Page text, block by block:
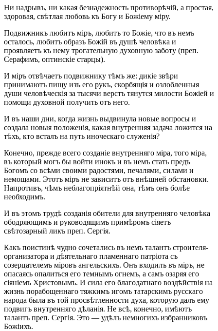
Ни надрывъ, ни какая безнадежность противорѣчій, а простая,
здоровая, свѣтлая любовь къ Богу и Божіему міру.
Подвижникъ любитъ міръ, любитъ то Божіе, что въ немъ
осталось, любитъ образъ Божій въ душѣ человѣка и
проявляетъ къ нему трогательную духовную заботу (преп.
Серафимъ, оптинскіе старцы).
И міръ отвѣчаетъ подвижнику тѣмъ же: дикіе звѣри
принимаютъ пищу изъ его рукъ, скорбящія и озлобленныя
души человѣческія за тысячи верстъ тянутся милости Божіей и
помощи духовной получить отъ него.
И въ наши дни, когда жизнь выдвинула новые вопросы и
создала новыя положенія, какая внутренняя задача ложится на
тѣхъ, кто всталъ на путь иноческаго служенія?
Конечно, прежде всего созданіе внутренняго міра, того міра,
въ который могъ бы войти инокъ и въ немъ стать предъ
Богомъ со всѣми своими радостями, печалями, силами и
немощами. Этотъ міръ не зависитъ отъ внѣшней обстановки.
Напротивъ, чѣмъ неблагопріятнѣй она, тѣмъ онъ болѣе
необходимъ.
И въ этомъ трудѣ созданія обители для внутренняго человѣка
ободряющимъ и руководящимъ примѣромъ сіяетъ
свѣтозарный ликъ преп. Сергія.
Какъ поистинѣ чудно сочетались въ немъ талантъ строителя-
организатора и дѣятельнаго пламеннаго патріота съ
созерцателемъ міровъ ангельскихъ. Онъ входилъ въ міръ, не
опасаясь опалиться его темнымъ огнемъ, а самъ озаряя его
сіяніемъ Христовымъ. И сила его благодатнаго воздѣйствія на
жизнь порабощеннаго тяжкимъ игомъ татарскимъ русскаго
народа была въ той просвѣтленности духа, которую далъ ему
подвигъ внутренняго дѣланія. Не всѣ, конечно, имѣютъ
талантъ преп. Сергія. Это — удѣлъ немногихъ избранниковъ
Божіихъ.